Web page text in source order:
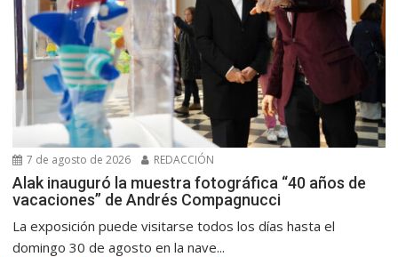
7 de agosto de 2026 REDACCIÓN
Alak inauguró la muestra fotográfica “40 años de
vacaciones” de Andrés Compagnucci
La exposición puede visitarse todos los días hasta el
domingo 30 de agosto en la nave...